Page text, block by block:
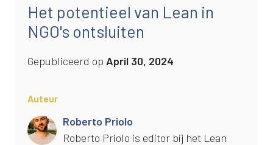
Het potentieel van Lean in
NGO's ontsluiten
Gepubliceerd op April 30, 2024
Auteur
Roberto Priolo
Roberto Priolo is editor bij het Lean